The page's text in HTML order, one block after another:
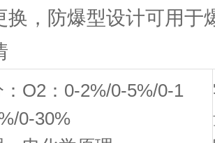
换，防爆型设计可用于
O2：0-2%/0-5%/0-1
0-30%